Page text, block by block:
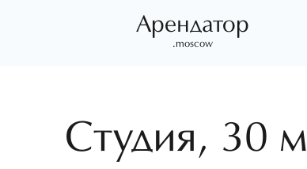
Арендатор
.moscow
Студия, 30 м